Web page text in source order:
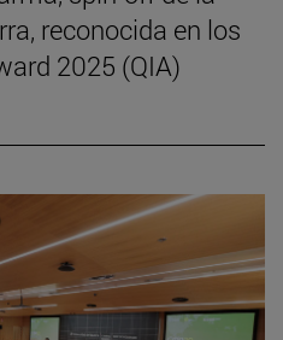
reconocida en los
2025 (QIA)